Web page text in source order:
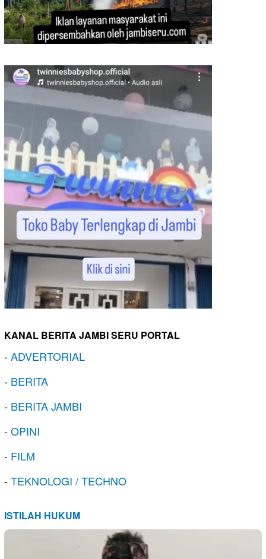
KANAL BERITA JAMBI SERU PORTAL
-ADVERTORIAL
- BERITA
- BERITA JAMBI
-OPINI
- FILM
-TEKNOLOGI / TECHNO
ISTILAH HUKUM